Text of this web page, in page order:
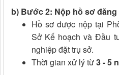
b) Bước 2: Nộp hồ sơ đăng
Hồ sơ được nộp tại
Sở Kế hoạch và Đầu
nghiệp đặt trụ sở.
Thời gian xử lý từ3 - 5